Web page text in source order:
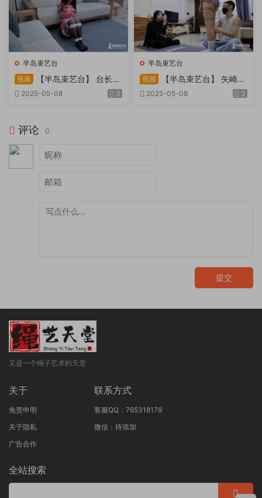
半岛束艺台
视频
【半岛束艺台】 台长不
在的时候
2025-05-08 3
半岛束艺台
视频
【半岛束艺台】 矢崎
泽爱 世界上运气最差的女孩
2025-05-08 3
评论 0
提交
又是一个绳子艺术的天堂
关于
免责申明
关于隐私
广告合作
联系方式
客服QQ：765318179
微信：待添加
全站搜索